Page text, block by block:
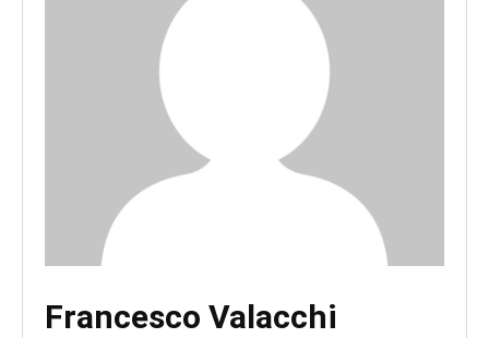
Francesco Valacchi